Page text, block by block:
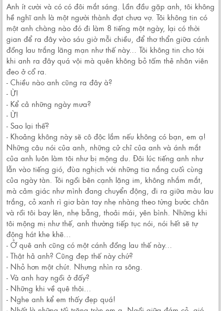
Anh ít cười và có có đôi mắt sáng. Lần đầu gặp anh, tôi không
hề nghĩ anh là một người thành đạt chưa vợ. Tôi không tin có
một anh chàng nào đó đi làm 8 tiếng một ngày, lại có thời
gian để ra đây vào sáu giờ mỗi chiều, để thơ thẩn giữa cánh
đồng lau trắng lãng mạn như thế này... Tôi không tin cho tới
khi anh ra đây quá vội mà quên không bỏ tấm thẻ nhân viên
đeo ở cổ ra.
- Chiều nào anh cũng ra đây à?
- Ừ!
- Kể cả những ngày mưa?
- Ừ!
- Sao lại thế?
- Khoảng không này sẽ cô độc lắm nếu không có bạn, em ạ!
Những câu nói của anh, những cử chỉ của anh và ánh mắt
của anh luôn làm tôi như bị mộng du. Đôi lúc tiếng anh như
lẫn vào tiếng gió, đùa nghịch với những tia nắng cuối cùng
của ngày tàn. Tôi ngồi bên cạnh lặng im, không nhắm mắt,
mà cảm giác như mình đang chuyển động, đi ra giữa màu lau
trắng, cỏ xanh rì giơ bàn tay nhẹ nhàng theo từng bước chân
và rồi tôi bay lên, nhẹ bẫng, thoải mái, yên bình. Những khi
tôi mộng mị như thế, anh thường tiếp tục nói, nói hết sẽ tự
động hát khe khẽ...
- Ở quê anh cũng có một cánh đồng lau thế này...
- Thật hả anh? Cũng đẹp thế này chứ?
- Nhỏ hơn một chút. Nhưng nhìn ra sông.
- Và anh hay ngồi ở đấy?
- Những khi về quê thôi...
- Nghe anh kể em thấy đẹp quá!